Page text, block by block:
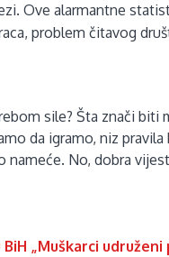
Ove alarmantne
problem čitavog
sile? Šta znači biti
da igramo, niz pravila
nameće. No, dobra
BiH „Muškarci